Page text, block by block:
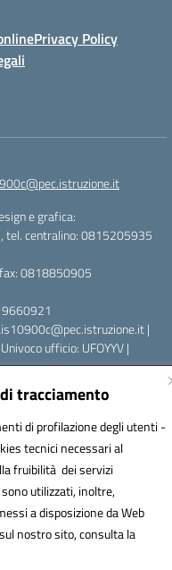
tracciamento
di profilazione degli utenti -
tecnici necessari al
fruibilità dei servizi
utilizzati, inoltre,
a disposizione da Web
nostro sito, consulta la
Privacy Policy
e grafica:
tel. centralino: 0815205935
0818850905
|
ufficio: UFOYYV |
Solution S.r.l.
Italia